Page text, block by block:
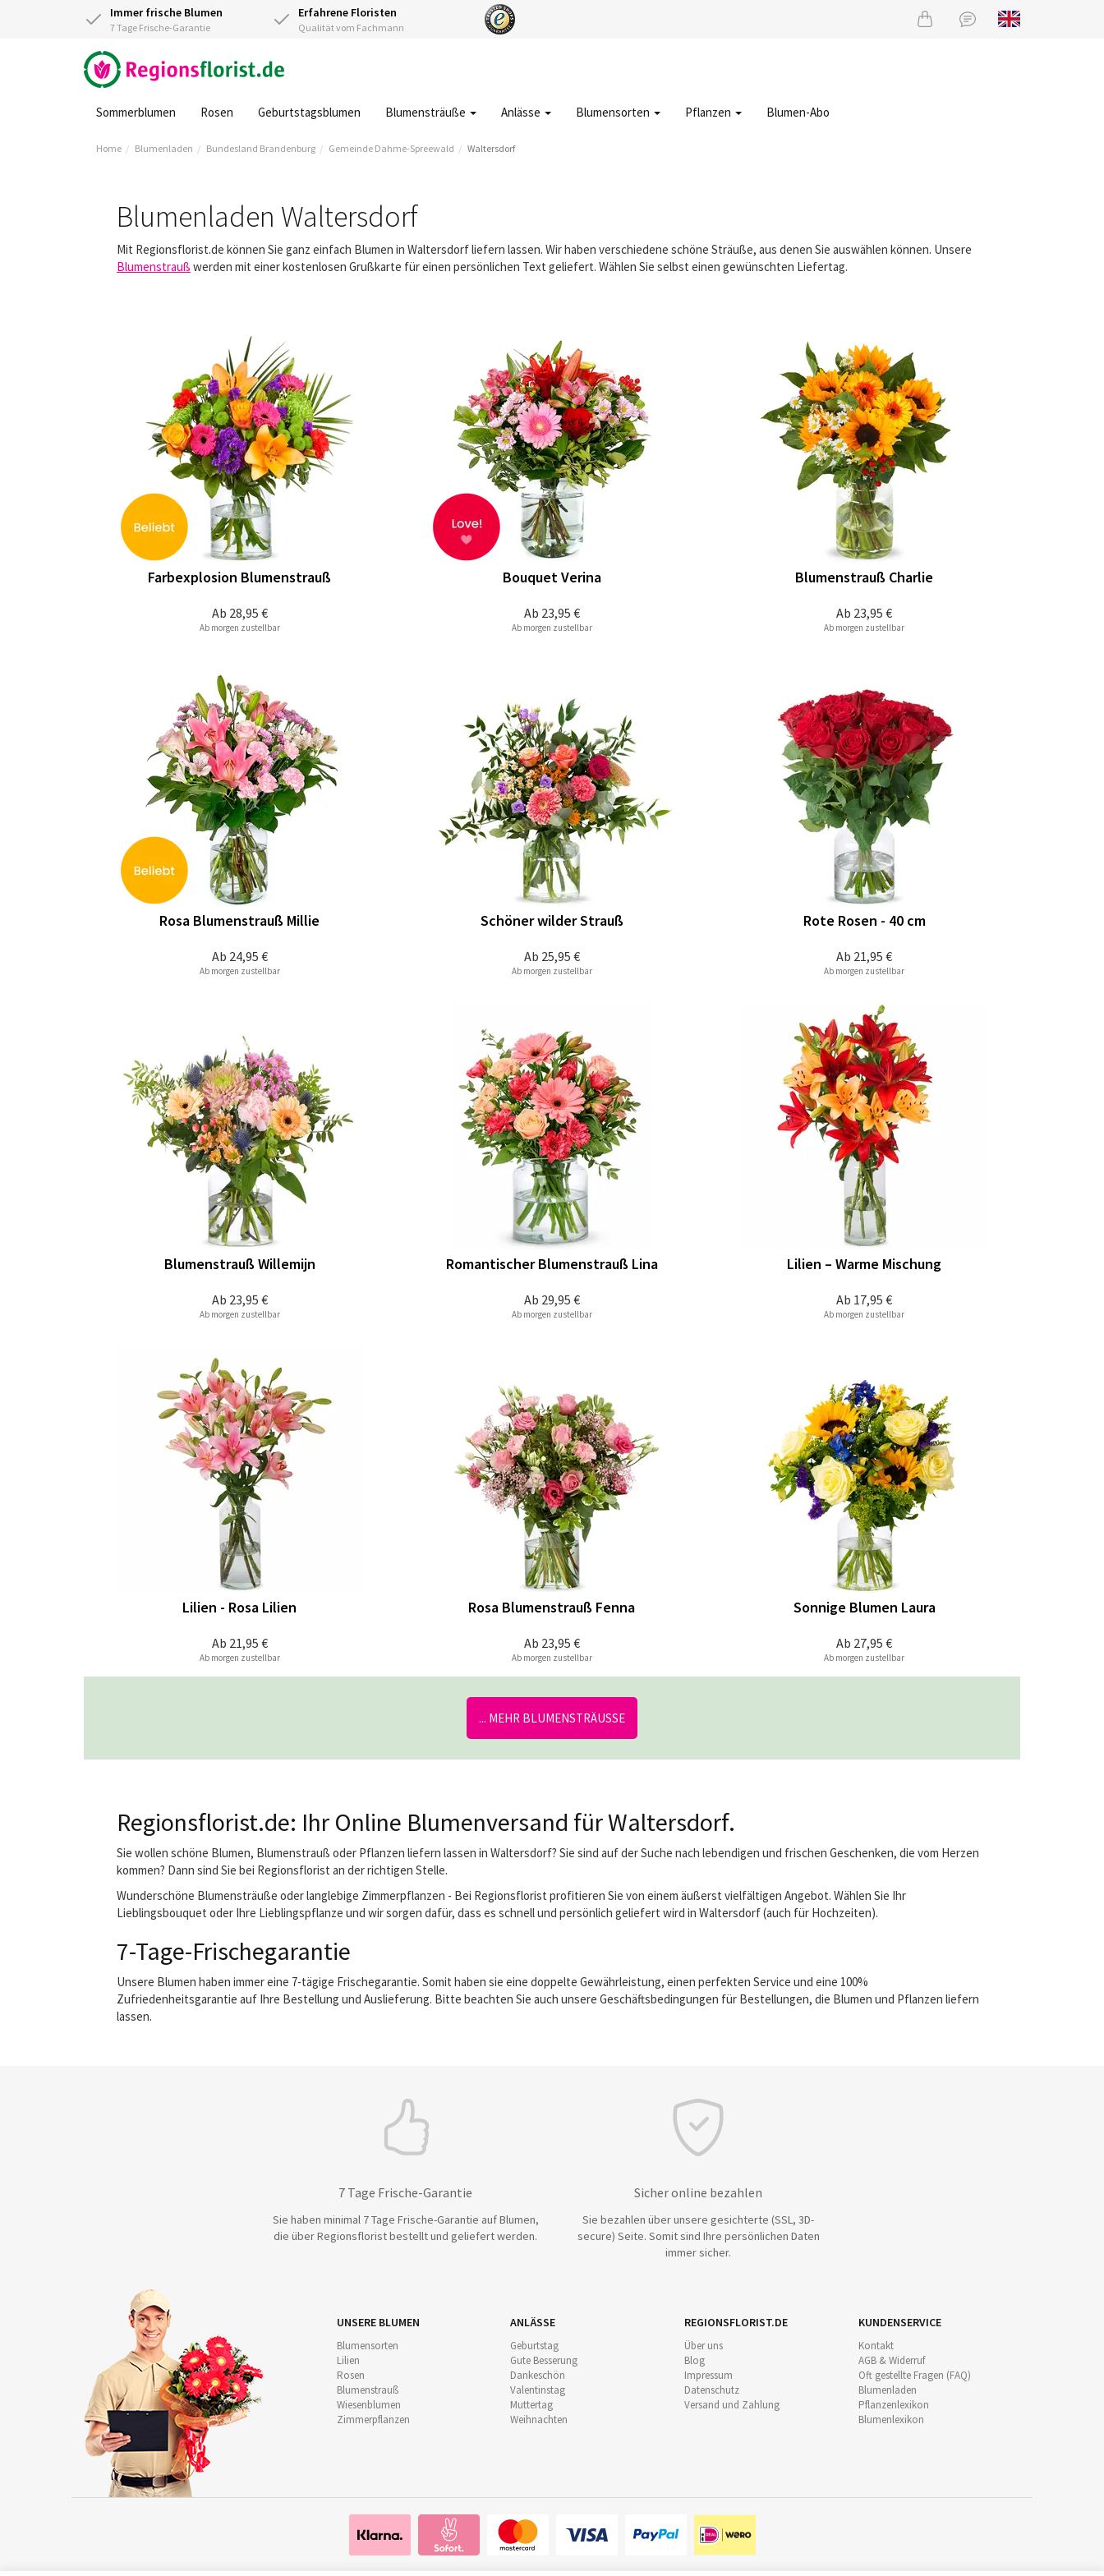
Immer frische Blumen
7 Tage Frische-Garantie
Erfahrene Floristen
Qualität vom Fachmann
Sommerblumen Rosen Geburtstagsblumen Blumensträuße Anlässe Blumensorten Pflanzen Blumen-Abo
Home Blumenladen Bundesland Brandenburg Gemeinde Dahme-Spreewald Waltersdorf
Blumenladen Waltersdorf
Mit Regionsflorist.de können Sie ganz einfach Blumen in Waltersdorf liefern lassen. Wir haben verschiedene schöne Sträuße, aus denen Sie auswählen können. Unsere
Blumenstrauß werden mit einer kostenlosen Grußkarte für einen persönlichen Text geliefert. Wählen Sie selbst einen gewünschten Liefertag.
Ab 28,95 €
Farbexplosion Blumenstrauß
Ab morgen zustellbar
Ab 23,95 €
Bouquet Verina
Ab morgen zustellbar
Ab 23,95 €
Blumenstrauß Charlie
Ab morgen zustellbar
Ab 24,95 €
Rosa Blumenstrauß Millie
Ab morgen zustellbar
Ab 25,95 €
Schöner wilder Strauß
Ab morgen zustellbar
Ab 21,95 €
Rote Rosen - 40 cm
Ab morgen zustellbar
Ab 23,95 €
Blumenstrauß Willemijn
Ab morgen zustellbar
Ab 29,95 €
Romantischer Blumenstrauß Lina
Ab morgen zustellbar
Ab 17,95 €
Lilien – Warme Mischung
Ab morgen zustellbar
Ab 21,95 €
Lilien - Rosa Lilien
Ab morgen zustellbar
Ab 23,95 €
Rosa Blumenstrauß Fenna
Ab morgen zustellbar
Ab 27,95 €
Sonnige Blumen Laura
Ab morgen zustellbar
... MEHR BLUMENSTRÄUSSE
Regionsflorist.de: Ihr Online Blumenversand für Waltersdorf.
Sie wollen schöne Blumen, Blumenstrauß oder Pflanzen liefern lassen in Waltersdorf? Sie sind auf der Suche nach lebendigen und frischen Geschenken, die vom Herzen
kommen? Dann sind Sie bei Regionsflorist an der richtigen Stelle.
Wunderschöne Blumensträuße oder langlebige Zimmerpflanzen - Bei Regionsflorist profitieren Sie von einem äußerst vielfältigen Angebot. Wählen Sie Ihr
Lieblingsbouquet oder Ihre Lieblingspflanze und wir sorgen dafür, dass es schnell und persönlich geliefert wird in Waltersdorf (auch für Hochzeiten).
7-Tage-Frischegarantie
Unsere Blumen haben immer eine 7-tägige Frischegarantie. Somit haben sie eine doppelte Gewährleistung, einen perfekten Service und eine 100%
Zufriedenheitsgarantie auf Ihre Bestellung und Auslieferung. Bitte beachten Sie auch unsere Geschäftsbedingungen für Bestellungen, die Blumen und Pflanzen liefern
lassen.
7 Tage Frische-Garantie
Sie haben minimal 7 Tage Frische-Garantie auf Blumen,
die über Regionsflorist bestellt und geliefert werden.
Sicher online bezahlen
Sie bezahlen über unsere gesichterte (SSL, 3D-
secure) Seite. Somit sind Ihre persönlichen Daten
immer sicher.
UNSERE BLUMEN
Blumensorten
Lilien
Rosen
Blumenstrauß
Wiesenblumen
Zimmerpflanzen
ANLÄSSE
Geburtstag
Gute Besserung
Dankeschön
Valentinstag
Muttertag
Weihnachten
REGIONSFLORIST.DE
Über uns
Blog
Impressum
Datenschutz
Versand und Zahlung
KUNDENSERVICE
Kontakt
AGB & Widerruf
Oft gestellte Fragen (FAQ)
Blumenladen
Pflanzenlexikon
Blumenlexikon